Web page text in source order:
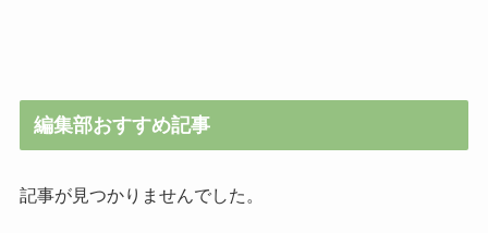
編集部おすすめ記事
記事が見つかりませんでした。